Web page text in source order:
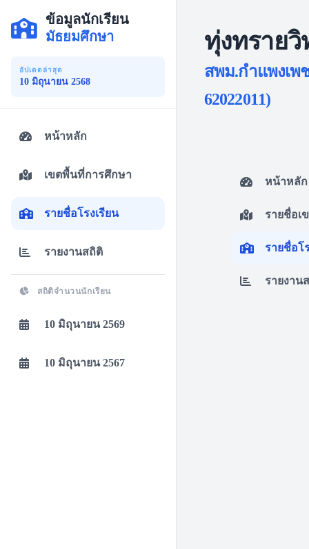
ทุ่งทรายวิ
สพม.กำแพงเพ
62022011)
หน้าหลัก
รายชื่อเ
รายชื่อโ
รายงาน
ข้อมูลนักเรียน
มัธยมศึกษา
อัปเดตล่าสุด
10 มิถุนายน 2568
หน้าหลัก
เขตพื้นที่การศึกษา
รายชื่อโรงเรียน
รายงานสถิติ
สถิติจำนวนนักเรียน
10 มิถุนายน 2569
10 มิถุนายน 2567